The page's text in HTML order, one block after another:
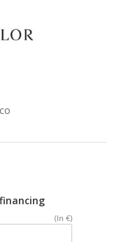
(In €)